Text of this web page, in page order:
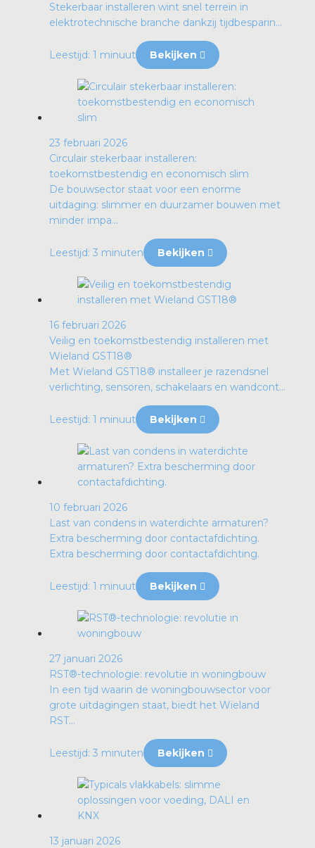
Stekerbaar installeren wint snel terrein in
elektrotechnische branche dankzij tijdbesparin...
Leestijd: 1 minuut Bekijken
23 februari 2026
Circulair stekerbaar installeren:
toekomstbestendig en economisch slim
De bouwsector staat voor een enorme
uitdaging: slimmer en duurzamer bouwen met
minder impa...
Leestijd: 3 minuten Bekijken
16 februari 2026
Veilig en toekomstbestendig installeren met
Wieland GST18®
Met Wieland GST18® installeer je razendsnel
verlichting, sensoren, schakelaars en wandcont...
Leestijd: 1 minuut Bekijken
10 februari 2026
Last van condens in waterdichte armaturen?
Extra bescherming door contactafdichting.
Extra bescherming door contactafdichting.
Leestijd: 1 minuut Bekijken
27 januari 2026
RST®-technologie: revolutie in woningbouw
In een tijd waarin de woningbouwsector voor
grote uitdagingen staat, biedt het Wieland
RST...
Leestijd: 3 minuten Bekijken
13 januari 2026